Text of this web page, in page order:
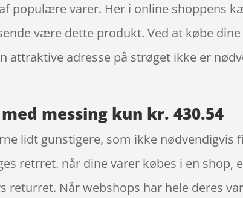
populære varer. Her i online shoppens
være dette produkt. Ved at købe
attraktive adresse på strøget ikke er
messing kun kr. 430.54
lidt gunstigere, som ikke nødvendigvis
retrret. når dine varer købes i en shop,
returret. Når webshops har hele deres